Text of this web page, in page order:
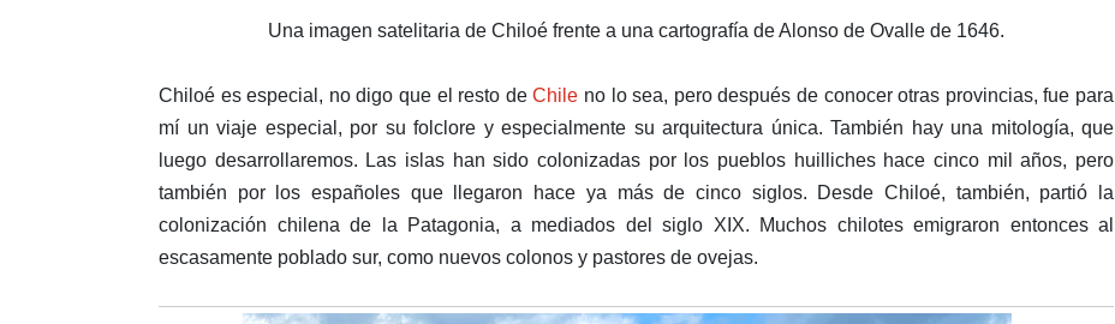
Una imagen satelitaria de Chiloé frente a una cartografía de Alonso de Ovalle de 1646.
Chiloé es especial, no digo que el resto deChile no lo sea, pero después de conocer otras provincias, fue para
mí un viaje especial, por su folclore y especialmente su arquitectura única. También hay una mitología, que
luego desarrollaremos. Las islas han sido colonizadas por los pueblos huilliches hace cinco mil años, pero
también por los españoles que llegaron hace ya más de cinco siglos. Desde Chiloé, también, partió la
colonización chilena de la Patagonia, a mediados del siglo XIX. Muchos chilotes emigraron entonces al
escasamente poblado sur, como nuevos colonos y pastores de ovejas.